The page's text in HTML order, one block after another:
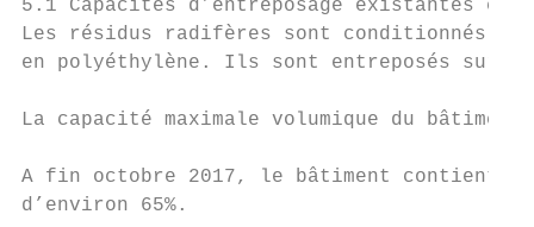
5.1 Capacités d’entreposage existantes
Les résidus radifères sont conditionnés
en polyéthylène. Ils sont entreposés sur
La capacité maximale volumique du
A fin octobre 2017, le bâtiment contient
d’environ 65%.